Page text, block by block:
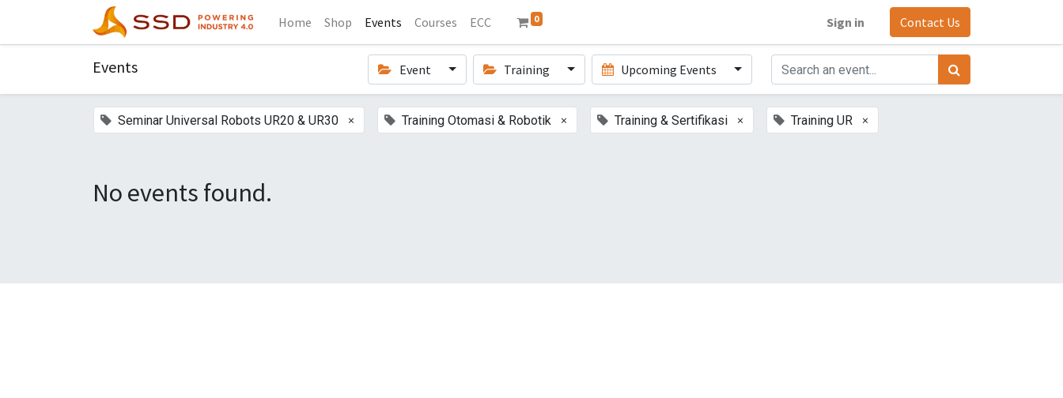
Home Shop Events Courses ECC 0 Sign in Contact Us
Events Event Training Upcoming Events
Seminar Universal Robots UR20 & UR30 × Training Otomasi & Robotik × Training & Sertifikasi × Training UR ×
No events found.